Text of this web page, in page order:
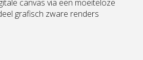
canvas via een moeiteloze
grafisch zware renders